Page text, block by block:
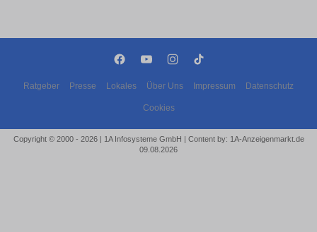
Ratgeber Presse Lokales Über Uns Impressum Datenschutz
Cookies
Copyright © 2000 - 2026 | 1A Infosysteme GmbH | Content by: 1A-Anzeigenmarkt.de
09.08.2026